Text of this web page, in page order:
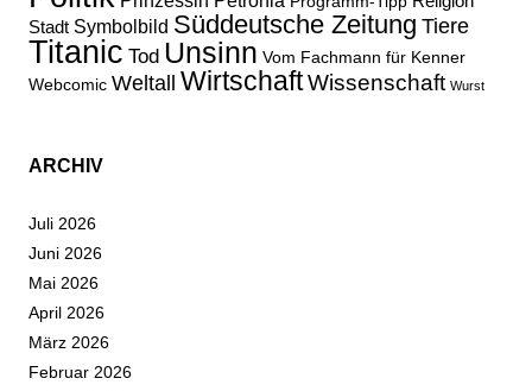
Stadt Symbolbild Süddeutsche Zeitung Tiere
Titanic Tod Unsinn Vom Fachmann für Kenner
Webcomic Weltall WirtschaftWissenschaft Wurst
ARCHIV
Juli 2026
Juni 2026
Mai 2026
April 2026
März 2026
Februar 2026